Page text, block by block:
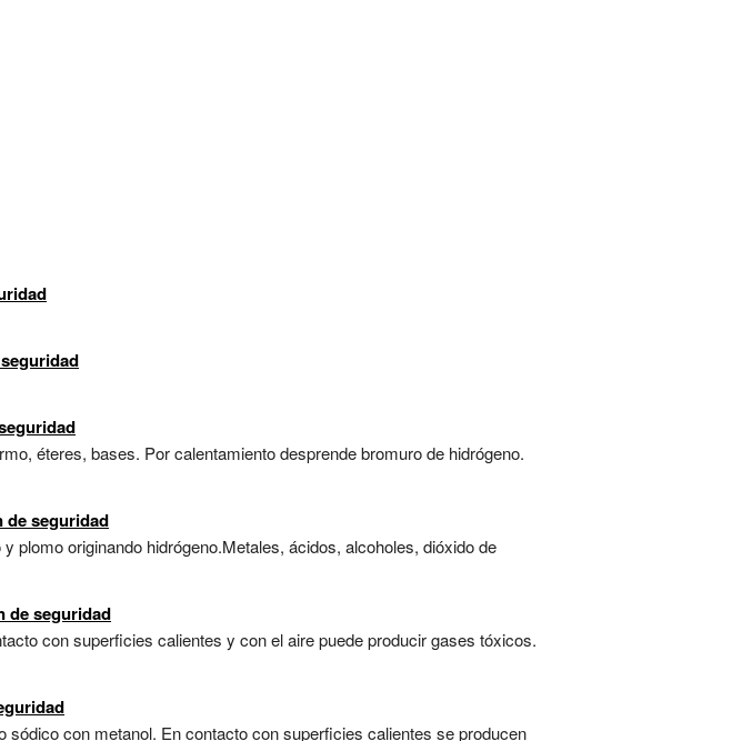
éteres, bases. Por calentamiento desprende bromuro de hidrógeno.
de seguridad
plomo originando hidrógeno.Metales, ácidos, alcoholes, dióxido de
de seguridad
con superficies calientes y con el aire puede producir gases tóxicos.
con metanol. En contacto con superficies calientes se producen